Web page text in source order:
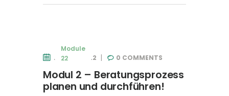
Module
22
29. MAI 2022 0 COMMENTS
Modul 2 – Beratungsprozess
planen und durchführen!